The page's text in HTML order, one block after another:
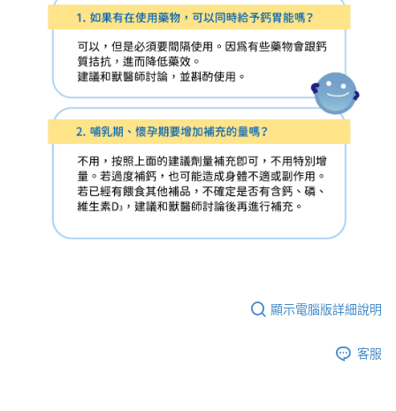
顯示電腦版詳細說明
客服